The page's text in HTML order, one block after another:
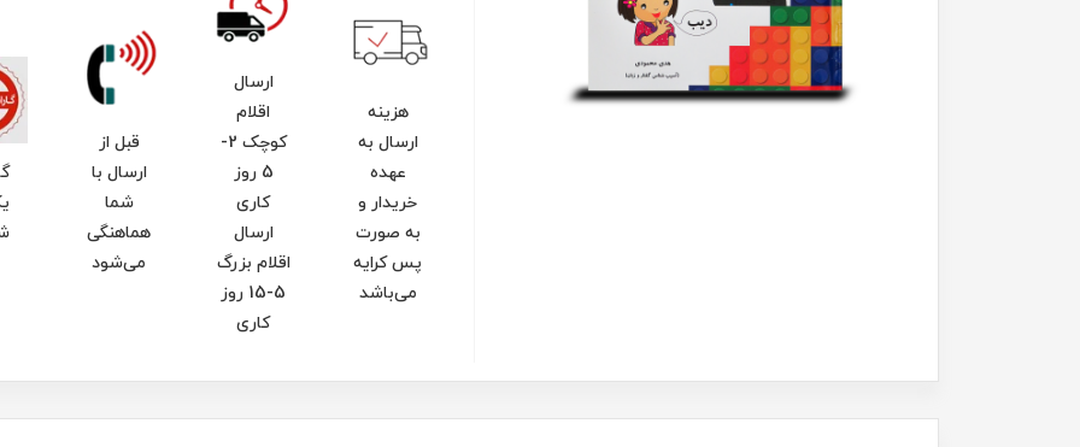
هزینه
ارسال به
عهده
خریدار و
به صورت
پس کرایه
می‌باشد
ارسال
اقلام
کوچک 2-
5 روز
کاری
ارسال
اقلام بزرگ
5-15 روز
کاری
قبل از
ارسال با
شما
هماهنگی
می‌شود